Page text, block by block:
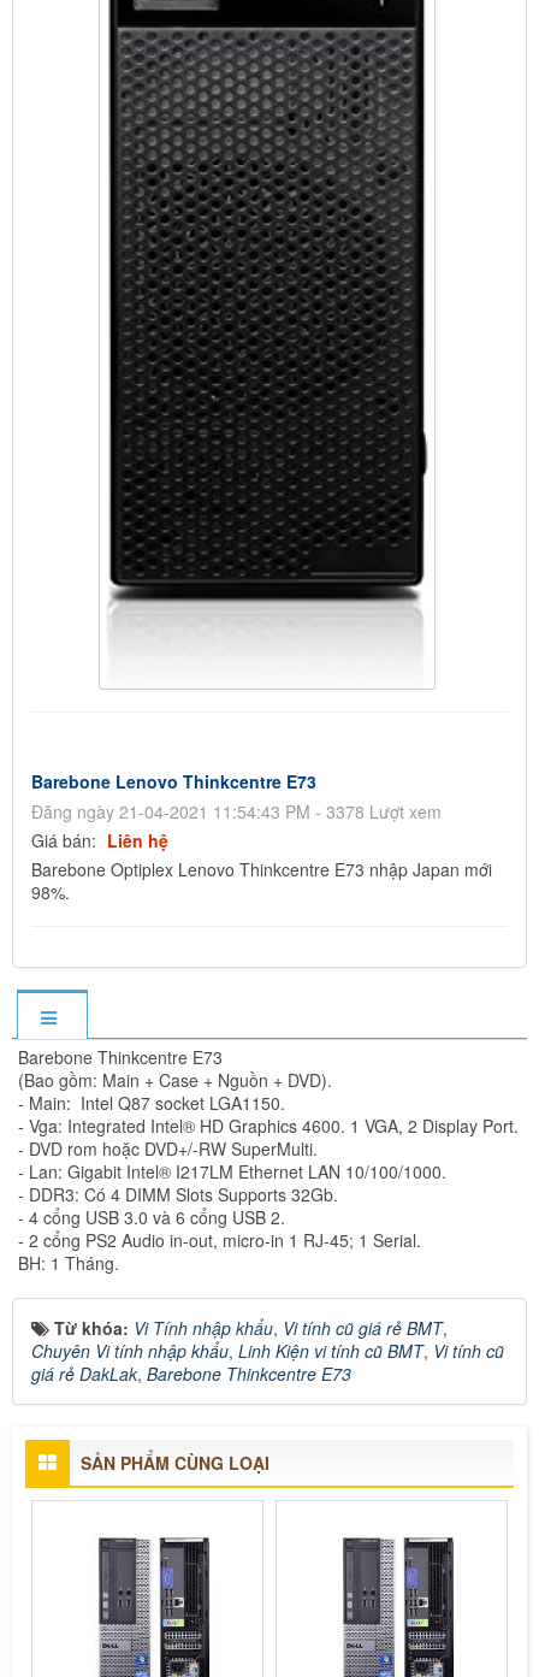
Barebone Lenovo Thinkcentre E73
Đăng ngày 21-04-2021 11:54:43 PM - 3378 Lượt xem
Giá bán: Liên hệ
Barebone Optiplex Lenovo Thinkcentre E73 nhập Japan mới
98%.
Barebone Thinkcentre E73
(Bao gồm: Main + Case + Nguồn + DVD).
- Main: Intel Q87 socket LGA1150.
- Vga: Integrated Intel® HD Graphics 4600. 1 VGA, 2 Display Port.
- DVD rom hoặc DVD+/-RW SuperMulti.
- Lan: Gigabit Intel® I217LM Ethernet LAN 10/100/1000.
- DDR3: Có 4 DIMM Slots Supports 32Gb.
- 4 cổng USB 3.0 và 6 cổng USB 2.
- 2 cổng PS2 Audio in-out, micro-in 1 RJ-45; 1 Serial.
BH: 1 Tháng.
Từ khóa: Vi Tính nhập khẩu, Vi tính cũ giá rẻ BMT,
Chuyên Vi tính nhập khẩu, Linh Kiện vi tính cũ BMT, Vi tính cũ
giá rẻ DakLak, Barebone Thinkcentre E73
SẢN PHẨM CÙNG LOẠI